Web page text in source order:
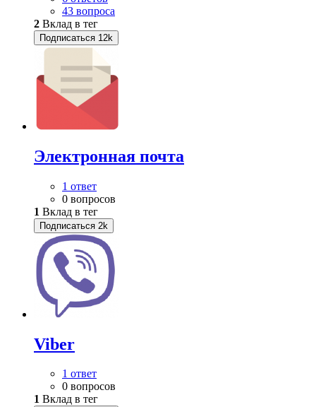
43 вопроса
2 Вклад в тег
Подписаться 12k
Электронная почта
1 ответ
0 вопросов
1 Вклад в тег
Подписаться 2k
Viber
1 ответ
0 вопросов
1 Вклад в тег